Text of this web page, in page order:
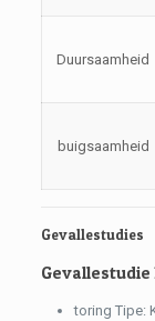
Duursaamheid
buigsaamheid
Gevallestudies
Gevallestudie
toring Tipe: